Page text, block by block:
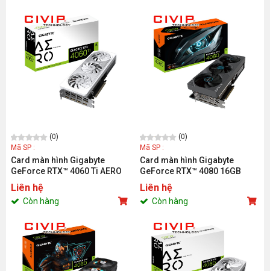
(0)
Mã SP :
Card màn hình Gigabyte
GeForce RTX™ 4060 Ti AERO
OC 16G (GV-N406TAERO OC-
16GD)
Liên hệ
Còn hàng
(0)
Mã SP :
Card màn hình Gigabyte
GeForce RTX™ 4080 16GB
EAGLE OC (GV-N4080EAGLE
OC-16GD)
Liên hệ
Còn hàng